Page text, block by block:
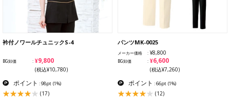
衿付ノワールチュニックS-4
BG卸価 ¥9,800
(税込¥10,780)
ポイント : 98pt (1%)
(17)
パンツMK-0025
メーカー価格 ¥8,800
BG卸価 ¥6,600
(税込¥7,260)
ポイント : 66pt (1%)
(12)